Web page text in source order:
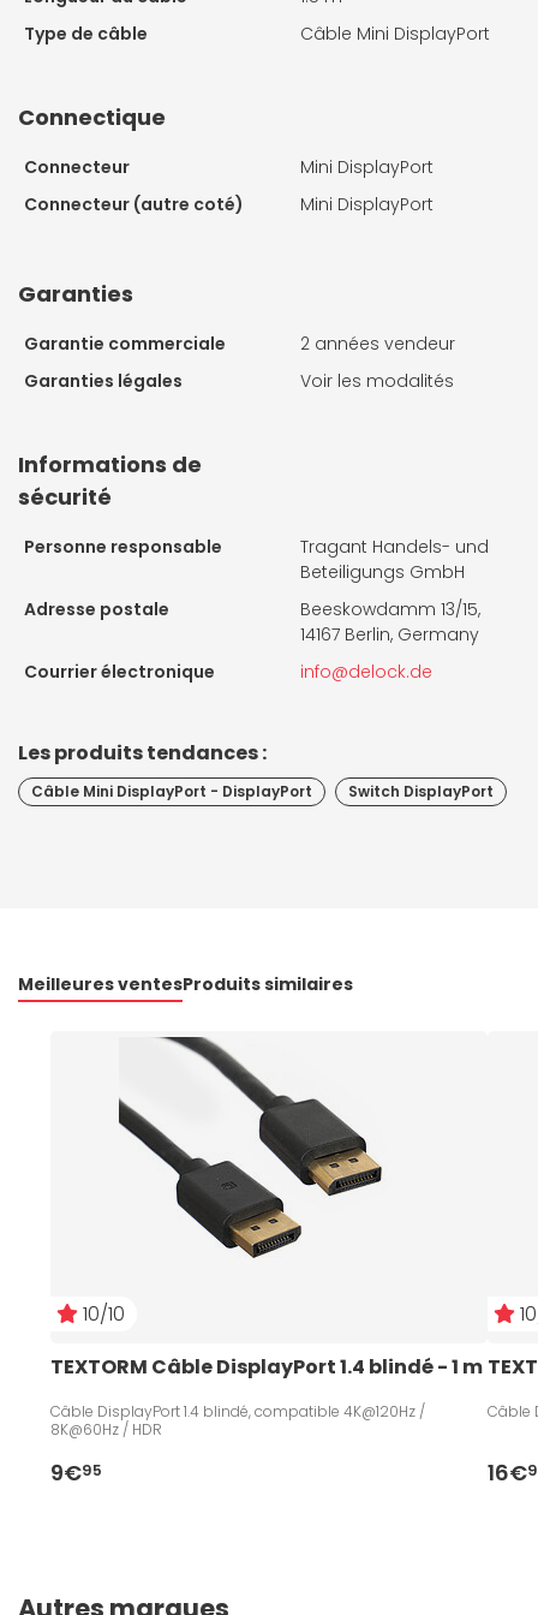
Type de câble
Câble Mini DisplayPort
Connectique
Connecteur
Mini DisplayPort
Connecteur (autre coté)
Mini DisplayPort
Garanties
Garantie commerciale
2 années vendeur
Garanties légales
Voir les modalités
Informations de
sécurité
Personne responsable
Tragant Handels- und
Beteiligungs GmbH
Adresse postale
Beeskowdamm 13/15,
14167 Berlin, Germany
Courrier électronique
info@delock.de
Les produits tendances :
Câble Mini DisplayPort - DisplayPort Switch DisplayPort
Meilleures ventesProduits similaires
10/10
TEXTORM Câble DisplayPort 1.4 blindé - 1 m
Câble DisplayPort 1.4 blindé, compatible 4K@120Hz /
8K@60Hz / HDR
9€95
Câble
16€